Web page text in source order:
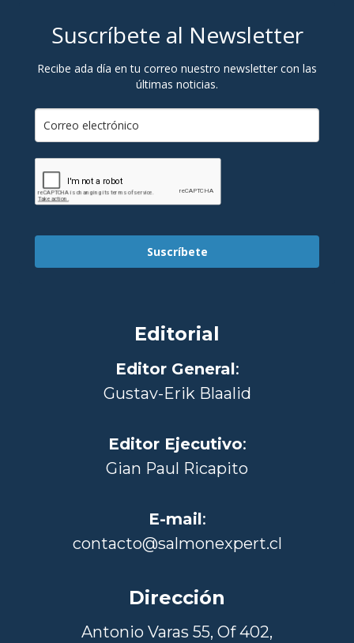
Suscríbete al Newsletter
Recibe ada día en tu correo nuestro newsletter con las
últimas noticias.
Suscríbete
Editorial
Editor General :
Gustav-Erik Blaalid
Editor Ejecutivo:
Gian Paul Ricapito
E-mail :
contacto@salmonexpert.cl
Dirección
Antonio Varas 55, Of 402,